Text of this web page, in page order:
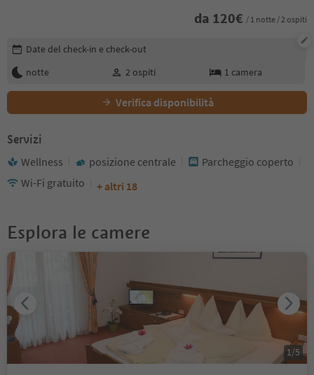
da 120€ / 1 notte / 2 ospiti
Modifica i dettagli della prenotazione
Date del check-in e check-out
notte
2 ospiti 1 camera
Verifica disponibilità
Servizi
Wellness posizione centrale
Parcheggio coperto
Wi-Fi gratuito
+ altri 18
Esplora le camere
1 /5